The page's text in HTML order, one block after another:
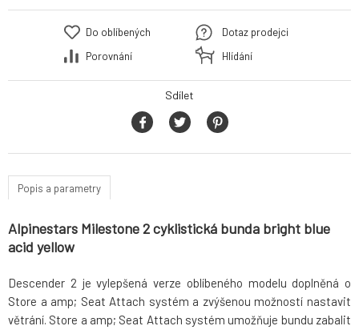
Do oblíbených
Porovnání
Dotaz prodejci
Hlídání
Sdílet
Popis a parametry
Alpinestars Milestone 2 cyklistická bunda bright blue
acid yellow
Descender 2 je vylepšená verze oblíbeného modelu doplněná o
Store a amp; Seat Attach systém a zvýšenou možností nastavit
větrání. Store a amp; Seat Attach systém umožňuje bundu zabalit